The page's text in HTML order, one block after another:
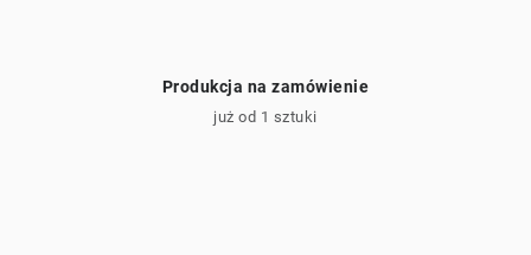
Produkcja na zamówienie
już od 1 sztuki